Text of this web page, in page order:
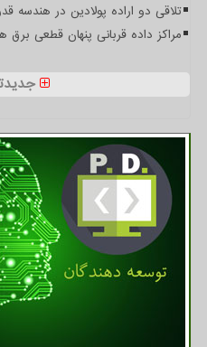
تلاقی دو اراده پولادین در هندسه
مراکز داده قربانی پنهان قطعی برق